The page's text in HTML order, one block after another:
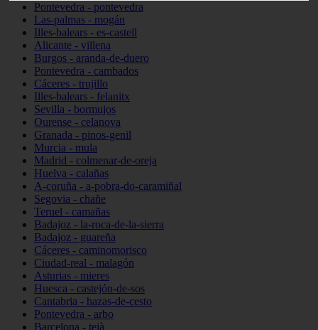
Pontevedra - pontevedra
Las-palmas - mogán
Illes-balears - es-castell
Alicante - villena
Burgos - aranda-de-duero
Pontevedra - cambados
Cáceres - trujillo
Illes-balears - felanitx
Sevilla - bormujos
Ourense - celanova
Granada - pinos-genil
Murcia - mula
Madrid - colmenar-de-oreja
Huelva - calañas
A-coruña - a-pobra-do-caramiñal
Segovia - chañe
Teruel - camañas
Badajoz - la-roca-de-la-sierra
Badajoz - guareña
Cáceres - caminomorisco
Ciudad-real - malagón
Asturias - mieres
Huesca - castejón-de-sos
Cantabria - hazas-de-cesto
Pontevedra - arbo
Barcelona - teià